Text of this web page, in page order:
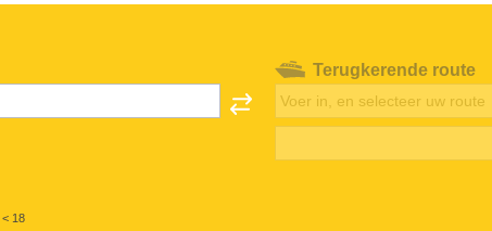
< 18
Terugkerende route